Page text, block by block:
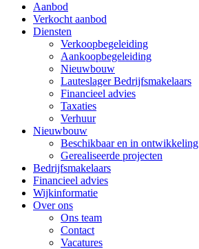
Aanbod
Verkocht aanbod
Diensten
Verkoopbegeleiding
Aankoopbegeleiding
Nieuwbouw
Lauteslager Bedrijfsmakelaars
Financieel advies
Taxaties
Verhuur
Nieuwbouw
Beschikbaar en in ontwikkeling
Gerealiseerde projecten
Bedrijfsmakelaars
Financieel advies
Wijkinformatie
Over ons
Ons team
Contact
Vacatures